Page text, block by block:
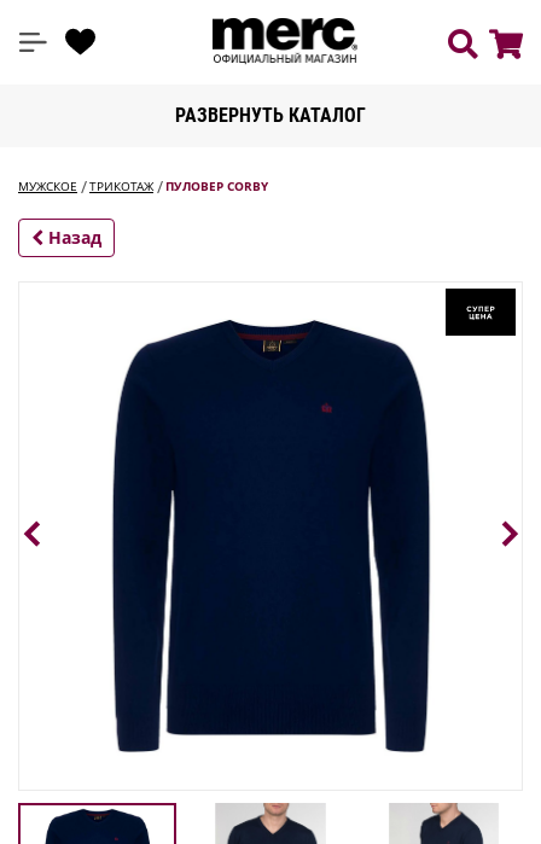
РАЗВЕРНУТЬ КАТАЛОГ
МУЖСКОЕ ТРИКОТАЖ ПУЛОВЕР CORBY
Назад